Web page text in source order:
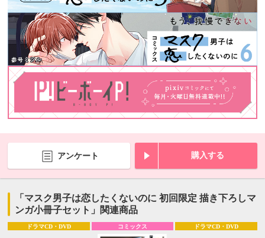
アンケート 購入する
「マスク男子は恋したくないのに 初回限定 描き下ろしマ
ンガ小冊子セット」関連商品
ドラマCD・DVD コミックス ドラマCD・DVD